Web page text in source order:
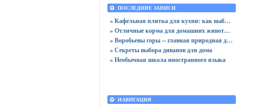
ПОСЛЕДНИЕ ЗАПИСИ
» Кафельная плитка для кухни: как выбрать практичную отделку
» Отличные корма для домашних животных
» Воробьевы горы -- главная природная достопримечательность Москвы
» Секреты выбора диванов для дома
» Необычная школа иностранного языка
НАВИГАЦИЯ